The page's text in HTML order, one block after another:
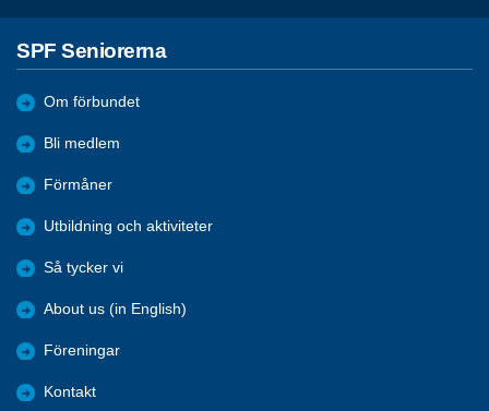
SPF Seniorerna
Om förbundet
Bli medlem
Förmåner
Utbildning och aktiviteter
Så tycker vi
About us (in English)
Föreningar
Kontakt